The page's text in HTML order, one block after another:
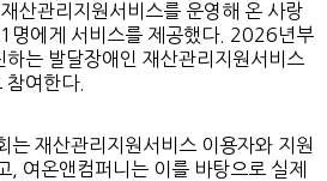
산관리지원서비스를 운영해 온 사랑
명에게 서비스를 제공했다. 2026년부
하는 발달장애인 재산관리지원서비스
참여한다.
는 재산관리지원서비스 이용자와 지원
, 여온앤컴퍼니는 이를 바탕으로 실제